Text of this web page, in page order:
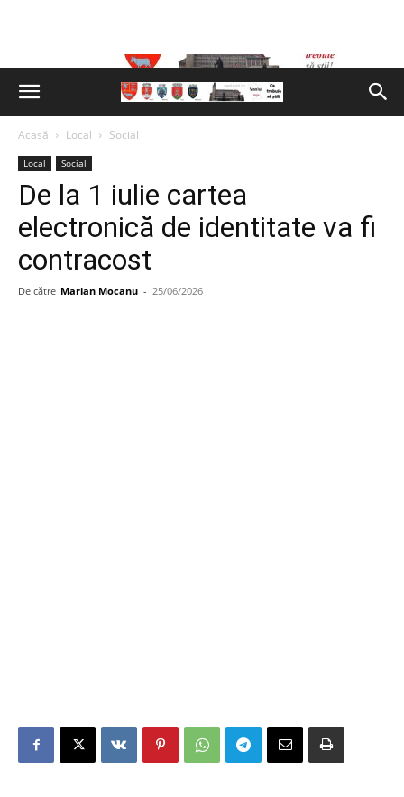
Acasă Local Social
Local Social
De la 1 iulie cartea
electronică de identitate va fi
contracost
De către Marian Mocanu - 25/06/2026